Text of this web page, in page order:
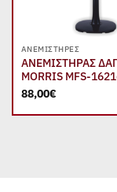
ΑΝΕΜΙΣΤΉΡΕΣ
ΑΝΕΜΙΣΤΗΡΑΣ
MORRIS MFS-
88,00€